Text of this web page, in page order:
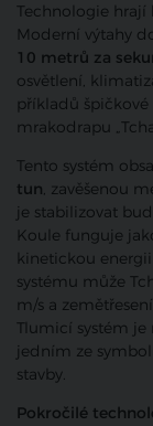
Technologie hrají
Moderní výtahy
10 metrů za
osvětlení,
příkladů
mrakodrapu
Tento systém
tun, zavěšenou
je stabilizovat
Koule funguje
kinetickou
systému může
m/s a
Tlumicí systém je
jedním ze
stavby.
Pokročilé